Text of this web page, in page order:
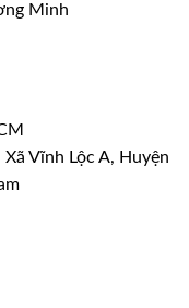
Minh
Vĩnh Lộc A, Huyện